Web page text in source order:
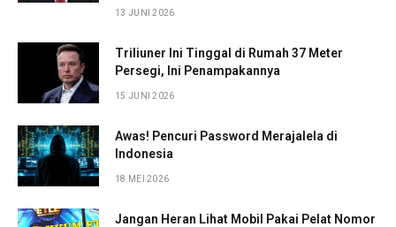
13 JUNI 2026
Triliuner Ini Tinggal di Rumah 37 Meter
Persegi, Ini Penampakannya
15 JUNI 2026
Awas! Pencuri Password Merajalela di
Indonesia
18 MEI 2026
Jangan Heran Lihat Mobil Pakai Pelat Nomor